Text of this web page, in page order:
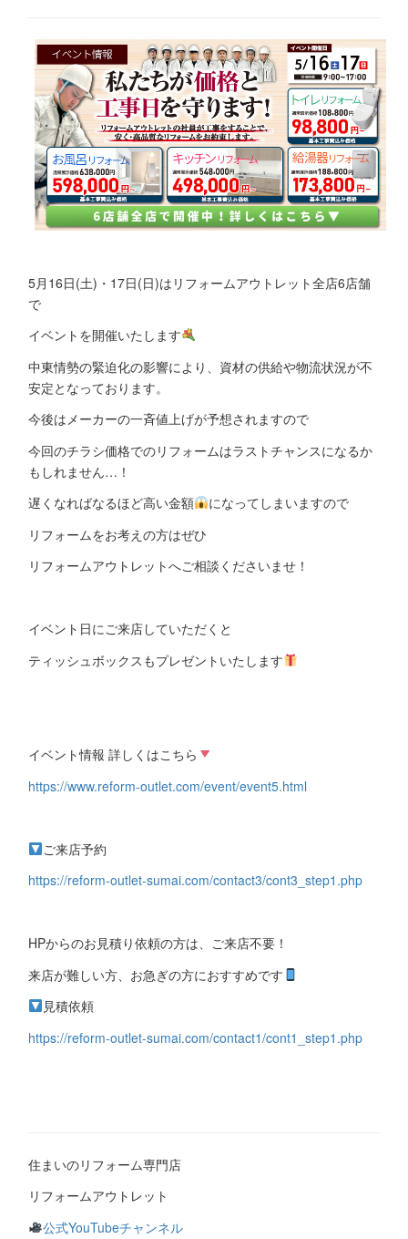
5月16日(土)・17日(日)はリフォームアウトレット全店6店舗
で
イベントを開催いたします
中東情勢の緊迫化の影響により、資材の供給や物流状況が不
安定となっております。
今後はメーカーの一斉値上げが予想されますので
今回のチラシ価格でのリフォームはラストチャンスになるか
もしれません…！
遅くなればなるほど高い金額
になってしまいますので
リフォームをお考えの方はぜひ
リフォームアウトレットへご相談くださいませ！
イベント日にご来店していただくと
ティッシュボックスもプレゼントいたします
イベント情報 詳しくはこちら
https://www.reform-outlet.com/event/event5.html
ご来店予約
https://reform-outlet-sumai.com/contact3/cont3_step1.php
HPからのお見積り依頼の方は、ご来店不要！
来店が難しい方、お急ぎの方におすすめです
見積依頼
https://reform-outlet-sumai.com/contact1/cont1_step1.php
住まいのリフォーム専門店
リフォームアウトレット
公式YouTubeチャンネル